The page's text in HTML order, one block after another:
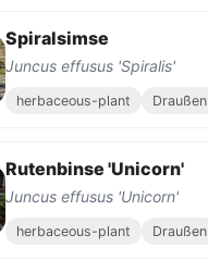
Spiralsimse
Juncus effusus 'Spiralis'
herbaceous-plant Draußen
Rutenbinse 'Unicorn'
Juncus effusus 'Unicorn'
herbaceous-plant Draußen